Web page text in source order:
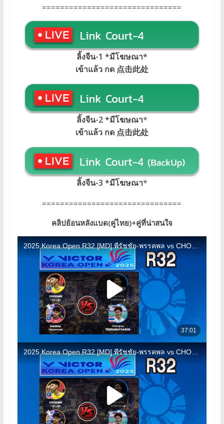
===============================
ลิ้งจีน-1 *มีโฆษณา*
เข้าแล้ว กด 点击此处
ลิ้งจีน-2 *มีโฆษณา*
เข้าแล้ว กด 点击此处
ลิ้งจีน-3 *มีโฆษณา*
===============================
คลิปย้อนหลังแบด(คู่ไทย)+คู่ที่น่าสนใจ